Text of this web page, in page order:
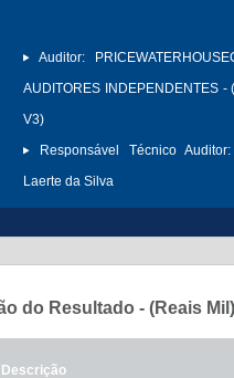
Auditor:
AUDITORES INDEPENDENTES -
V3)
Responsável Técnico Auditor:
Laerte da Silva